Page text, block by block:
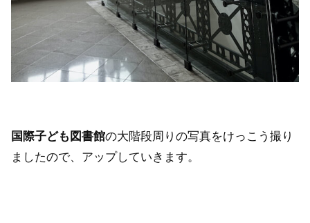
国際子ども図書館の大階段周りの写真をけっこう撮り
ましたので、アップしていきます。